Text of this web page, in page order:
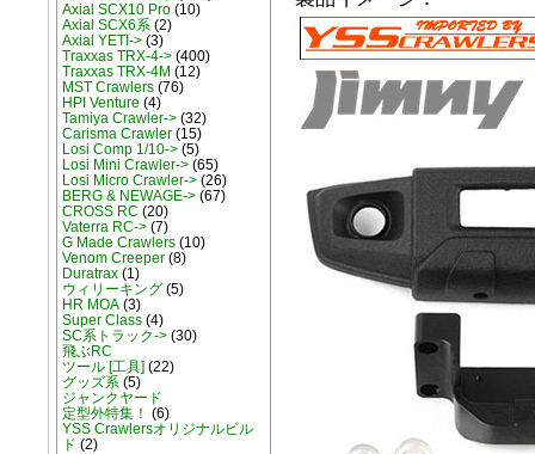
Axial SCX10 Pro(10)
Axial SCX6系(2)
Axial YETI->(3)
Traxxas TRX-4->(400)
Traxxas TRX-4M (12)
MST Crawlers(76)
HPI Venture (4)
Tamiya Crawler->(32)
Carisma Crawler(15)
Losi Comp 1/10->(5)
Losi Mini Crawler->(65)
Losi Micro Crawler->(26)
BERG & NEWAGE->(67)
CROSS RC (20)
Vaterra RC->(7)
G Made Crawlers(10)
Venom Creeper(8)
Duratrax(1)
ウィリーキング(5)
HR MOA(3)
Super Class(4)
SC系トラック->(30)
飛ぶRC
ツール [工具] (22)
グッズ系(5)
ジャンクヤード
定型外特集！ (6)
YSS Crawlersオリジナルビル
ド (2)